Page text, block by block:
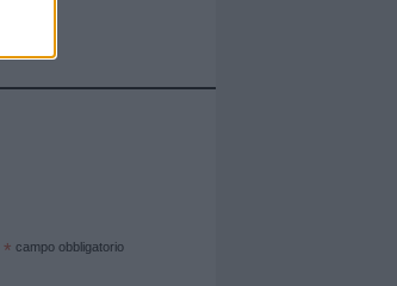
* campo obbligatorio